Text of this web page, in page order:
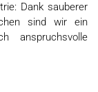
Dank sauberer
sind wir ein
anspruchsvolle